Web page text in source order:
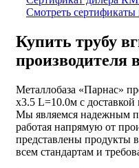
Смотреть сертификаты
Купить трубу
производителя
Металлобаза «Парнас»
х3.5 L=10.0м с
Мы являемся надежным
работая напрямую от
представлены продукты
всем стандартам и